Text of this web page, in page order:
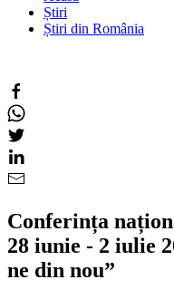
Știri
Știri din România
Conferința
28 iunie - 2 iulie
ne din nou”